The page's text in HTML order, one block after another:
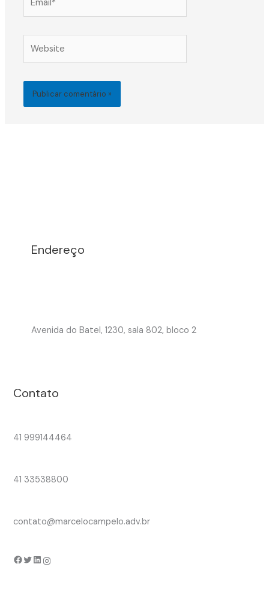
Endereço
Avenida do Batel, 1230, sala 802, bloco 2
Contato
41 999144464
41 33538800
contato@marcelocampelo.adv.br